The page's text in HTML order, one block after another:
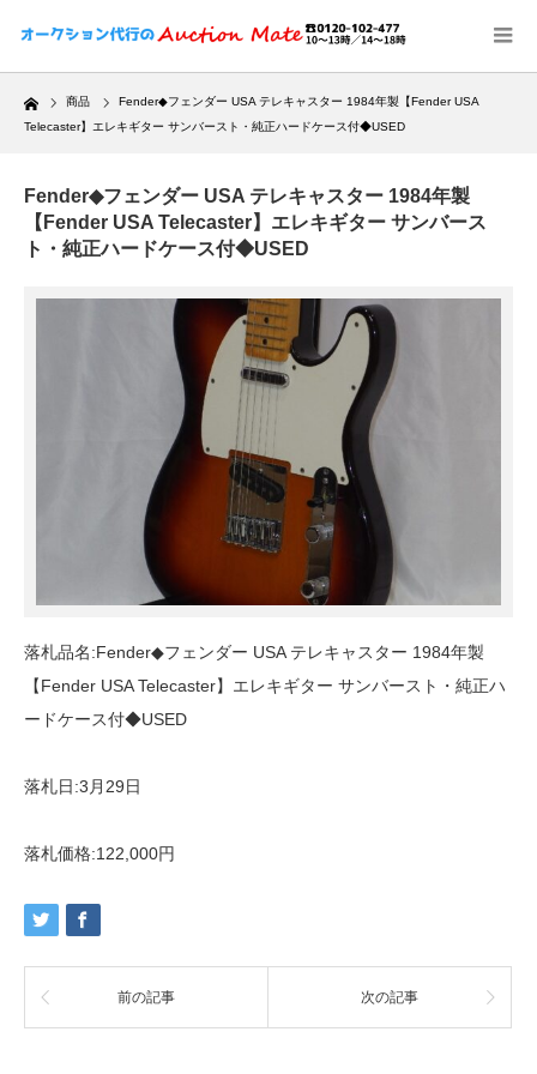
Home 商品
Fender◆フェンダー USA テレキャスター 1984年製【Fender USA
Telecaster】エレキギター サンバースト・純正ハードケース付◆USED
Fender◆フェンダー USA テレキャスター 1984年製
【Fender USA Telecaster】エレキギター サンバース
ト・純正ハードケース付◆USED
落札品名:Fender◆フェンダー USA テレキャスター 1984年製
【Fender USA Telecaster】エレキギター サンバースト・純正ハ
ードケース付◆USED
落札日:3月29日
落札価格:122,000円
前の記事 次の記事